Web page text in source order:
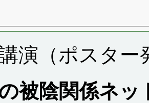
演（ポスター
被陰関係ネッ